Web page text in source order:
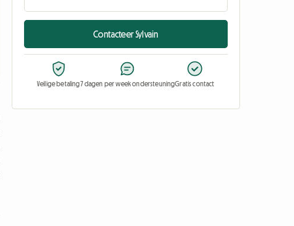
Contacteer Sylvain
Veilige betaling7 dagen per week ondersteuningGratis contact